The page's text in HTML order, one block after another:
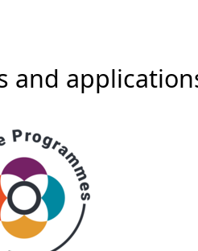
and